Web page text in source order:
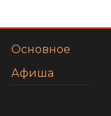
Основное
Афиша